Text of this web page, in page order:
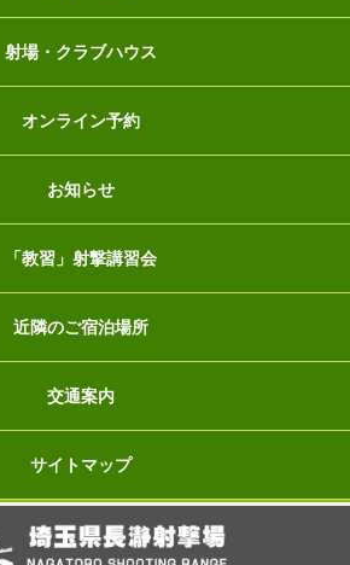
射場・クラブハウス
オンライン予約
お知らせ
「教習」射撃講習会
近隣のご宿泊場所
交通案内
サイトマップ